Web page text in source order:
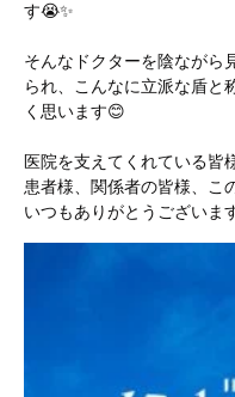
す😭✨
そんなドクターを陰ながら
られ、こんなに立派な盾と
く思います😊
医院を支えてくれている皆
患者様、関係者の皆様、こ
いつもありがとうございま